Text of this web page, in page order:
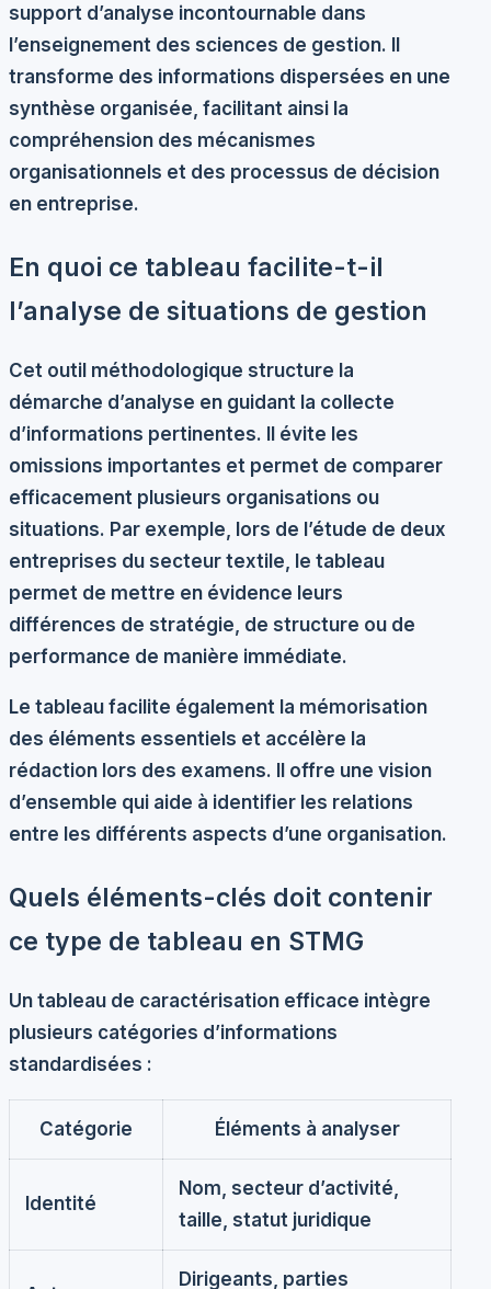
support d’analyse incontournable dans
l’enseignement des sciences de gestion. Il
transforme des informations dispersées en une
synthèse organisée, facilitant ainsi la
compréhension des mécanismes
organisationnels et des processus de décision
en entreprise.
En quoi ce tableau facilite-t-il
l’analyse de situations de gestion
Cet outil méthodologique structure la
démarche d’analyse en guidant la collecte
d’informations pertinentes. Il évite les
omissions importantes et permet de comparer
efficacement plusieurs organisations ou
situations. Par exemple, lors de l’étude de deux
entreprises du secteur textile, le tableau
permet de mettre en évidence leurs
différences de stratégie, de structure ou de
performance de manière immédiate.
Le tableau facilite également la mémorisation
des éléments essentiels et accélère la
rédaction lors des examens. Il offre une vision
d’ensemble qui aide à identifier les relations
entre les différents aspects d’une organisation.
Quels éléments-clés doit contenir
ce type de tableau en STMG
Un tableau de caractérisation efficace intègre
plusieurs catégories d’informations
standardisées :
Catégorie Éléments à analyser
Identité
Nom, secteur d’activité,
taille, statut juridique
Dirigeants, parties